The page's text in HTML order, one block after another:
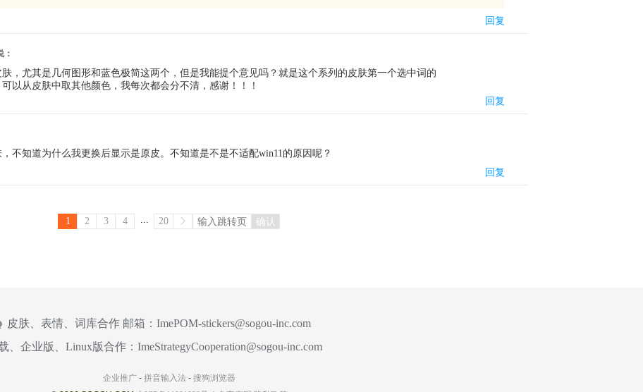
回复
：
，尤其是几何图形和蓝色极简这两个，但是我能提个意见吗？就是这个系列的皮肤第一个选中词的
以从皮肤中取其他颜色，我每次都会分不清，感谢！！！
回复
不知道为什么我更换后显示是原皮。不知道是不是不适配win11的原因呢？
回复
1 2 3 4 ... 20 确认
皮肤、表情、词库合作 邮箱： ImePOM-stickers@sogou-inc.com
、企业版、Linux版合作： ImeStrategyCooperation@sogou-inc.com
企业推广 - 拼音输入法 - 搜狗浏览器